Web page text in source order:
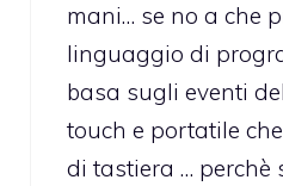
mani… se no a che
linguaggio di
basa sugli eventi
touch e portatile
di tastiera … perchè